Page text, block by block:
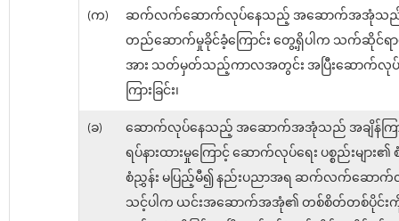
(က)
ဆက်လက်ဆောက်လုပ်နေသည့် အဆောက်အအုံသ
တည်ဆောက်မှုခိုင်ခံ့ကြောင်း တွေ့ရှိပါက သက်ဆိုင်ရာ
အား သတ်မှတ်သည့်ကာလအတွင်း အပြီးဆောက်လုပ်
ကြားခြင်း၊
(ခ)
ဆောက်လုပ်နေသည့် အဆောက်အအုံသည် အချိန်ကြာ
ရပ်နားထားမှုကြောင့် ဆောက်လုပ်ရေး ပစ္စည်းများ၏
စံညွှန်း မပြည့်မီ၍ နည်းပညာအရ ဆက်လက်ဆောက်
သင့်ပါက ယင်းအဆောက်အအုံ၏ တစ်စိတ်တစ်ပိုင်းကို